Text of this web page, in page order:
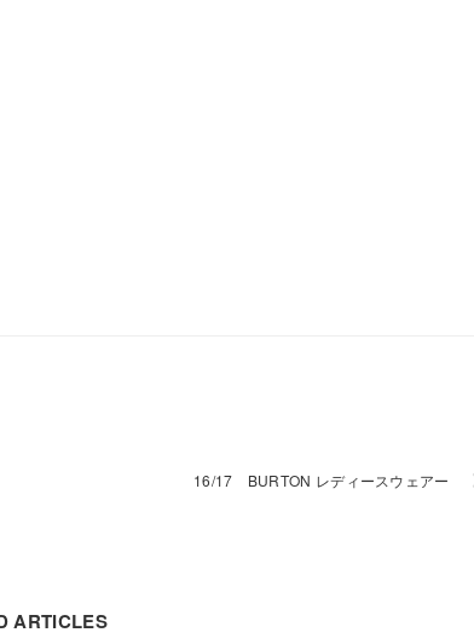
16/17 BURTON レディースウェアー
ARTICLES